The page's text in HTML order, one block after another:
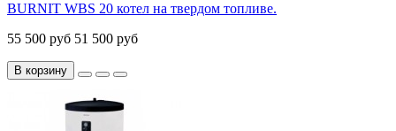
BURNIT WBS 20 котел на твердом топливе.
55 500 руб 51 500 руб
В корзину